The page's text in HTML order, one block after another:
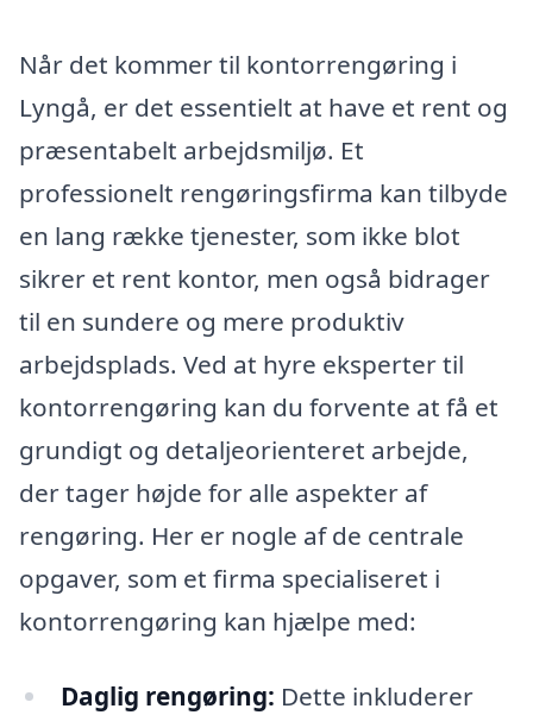
Når det kommer til kontorrengøring i
Lyngå, er det essentielt at have et rent og
præsentabelt arbejdsmiljø. Et
professionelt rengøringsfirma kan tilbyde
en lang række tjenester, som ikke blot
sikrer et rent kontor, men også bidrager
til en sundere og mere produktiv
arbejdsplads. Ved at hyre eksperter til
kontorrengøring kan du forvente at få et
grundigt og detaljeorienteret arbejde,
der tager højde for alle aspekter af
rengøring. Her er nogle af de centrale
opgaver, som et firma specialiseret i
kontorrengøring kan hjælpe med:
Daglig rengøring: Dette inkluderer